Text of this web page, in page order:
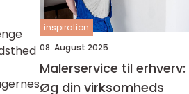
inspiration
08. August 2025
Malerservice til erhverv:
Øg din virksomheds